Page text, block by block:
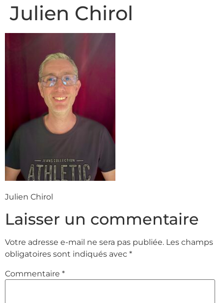
Julien Chirol
Julien Chirol
Laisser un commentaire
Votre adresse e-mail ne sera pas publiée. Les champs
obligatoires sont indiqués avec *
Commentaire *